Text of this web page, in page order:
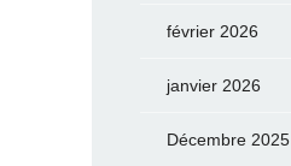
février 2026
janvier 2026
Décembre 2025